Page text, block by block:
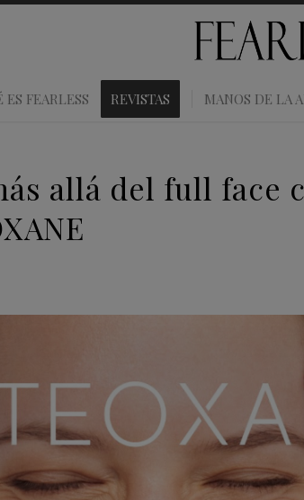
ES FEARLESS REVISTAS MANOS DE LA
allá del full face